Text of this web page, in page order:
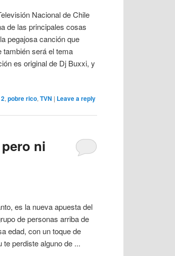
Nacional de Chile
de las principales cosas
pegajosa canción que
también será el tema
es original de Dj Buxxi, y
,pobre rico,TVN | Leave a reply
ni
es la nueva apuesta del
de personas arriba de
edad, con un toque de
perdiste alguno de ...